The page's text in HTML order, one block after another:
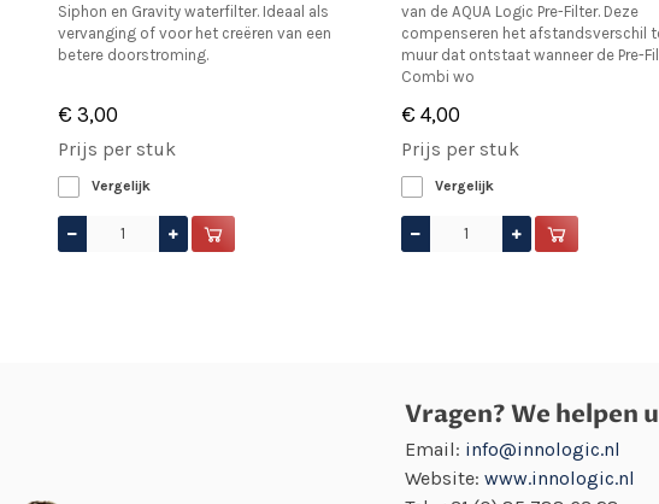
Siphon en Gravity waterfilter. Ideaal als
vervanging of voor het creëren van een
betere doorstroming.
€ 3,00
Prijs per stuk
Vergelijk
van de AQUA Logic Pre-Filter. Deze
compenseren het afstandsverschil
muur dat ontstaat wanneer de Pre-
Combi wo
€ 4,00
Prijs per stuk
Vergelijk
Vragen? We helpen
Email: info@innologic.nl
Website: www.innologic.nl